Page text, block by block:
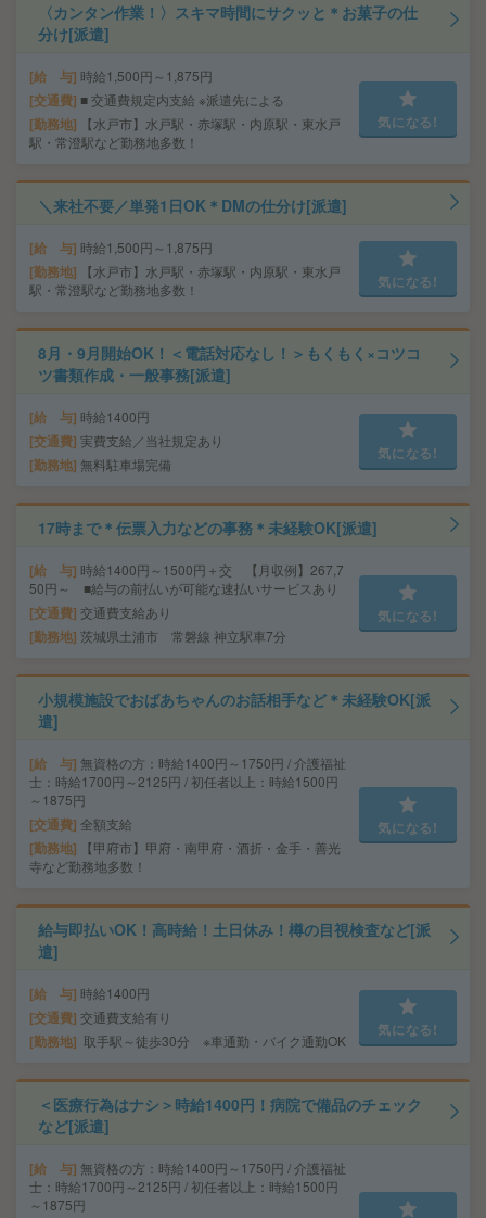
〈カンタン作業！〉スキマ時間にサクッと＊お菓子の仕
分け[派遣]
給 与 時給1,500円～1,875円
交通費 ■ 交通費規定内支給 ※派遣先による
勤務地
【水戸市】水戸駅・赤塚駅・内原駅・東水戸
駅・常澄駅など勤務地多数！
気になる!
＼来社不要／単発1日OK＊DMの仕分け[派遣]
給 与 時給1,500円～1,875円
勤務地
【水戸市】水戸駅・赤塚駅・内原駅・東水戸
駅・常澄駅など勤務地多数！
気になる!
8月・9月開始OK！＜電話対応なし！＞もくもく×コツコ
ツ書類作成・一般事務[派遣]
給 与 時給1400円
交通費 実費支給／当社規定あり
勤務地 無料駐車場完備
気になる!
17時まで＊伝票入力などの事務＊未経験OK[派遣]
給 与 時給1400円～1500円＋交 【月収例】267,7
50円～ ■給与の前払いが可能な速払いサービスあり
交通費 交通費支給あり
勤務地 茨城県土浦市 常磐線 神立駅車7分
気になる!
小規模施設でおばあちゃんのお話相手など＊未経験OK[派
遣]
給 与 無資格の方：時給1400円～1750円 / 介護福祉
士：時給1700円～2125円 / 初任者以上：時給1500円
～1875円
交通費 全額支給
勤務地
【甲府市】甲府・南甲府・酒折・金手・善光
寺など勤務地多数！
気になる!
給与即払いOK！高時給！土日休み！樽の目視検査など[派
遣]
給 与 時給1400円
交通費 交通費支給有り
勤務地 取手駅～徒歩30分 ※車通勤・バイク通勤OK
気になる!
＜医療行為はナシ＞時給1400円！病院で備品のチェック
など[派遣]
給 与 無資格の方：時給1400円～1750円 / 介護福祉
士：時給1700円～2125円 / 初任者以上：時給1500円
～1875円